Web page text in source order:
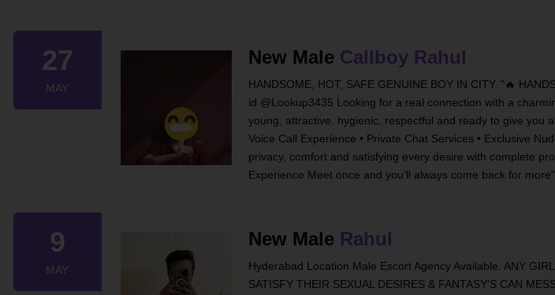
27
MAY
New Male Callboy Rahul
HANDSOME, HOT, SAFE GENUINE BOY IN CITY. "🔥
id @Lookup3435 Looking for a real connection with a
young, attractive, hygienic, respectful and ready to give you
Voice Call Experience • Private Chat Services • Exclusive
privacy, comfort and satisfying every desire with complete
Experience Meet once and you’ll always come back for more"
9
MAY
New Male Rahul
Hyderabad Location Male Escort Agency Available. ANY
SATISFY THEIR SEXUAL DESIRES & FANTASY'S CAN